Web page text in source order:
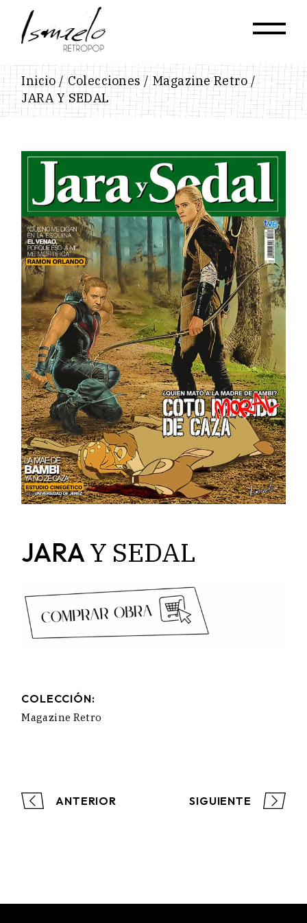
content
Inicio Colecciones
Magazine Retro
JARA Y SEDAL
JARAY SEDAL
COLECCIÓN:
Magazine Retro
ANTERIOR SIGUIENTE